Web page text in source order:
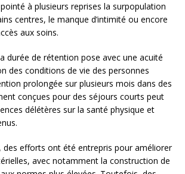
à plusieurs reprises la surpopulation
centres, le manque d’intimité ou encore
aux soins.
durée de rétention pose avec une acuité
des conditions de vie des personnes
prolongée sur plusieurs mois dans des
conçues pour des séjours courts peut
délétères sur la santé physique et
des efforts ont été entrepris pour améliorer
avec notamment la construction de